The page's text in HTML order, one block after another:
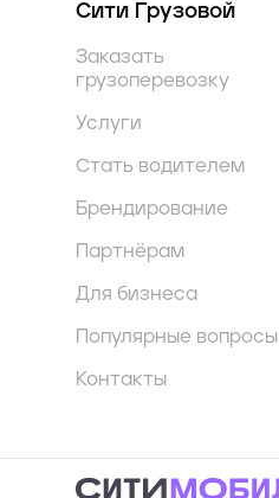
Сити Грузовой
Заказать
грузоперевозку
Услуги
Стать водителем
Брендирование
Партнёрам
Для бизнеса
Популярные вопросы
Контакты